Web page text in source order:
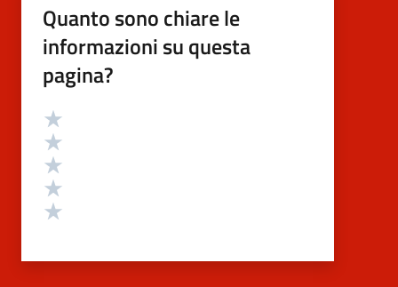
Quanto sono chiare le
informazioni su questa
pagina?
Valutazione